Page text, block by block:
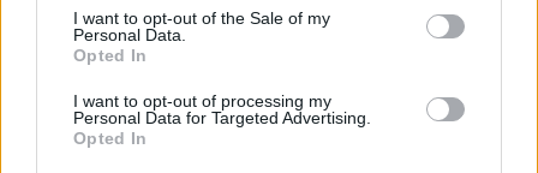
consent section.
I want to opt-out of the Sale of my
Personal Data.
Opted In
I want to opt-out of processing my
Personal Data for Targeted Advertising.
Opted In
Mitől lesz egy gyerekből olyan felnőtt, aki mer
egészséges önbizalom nem velünk született
tulajdonság, hanem lassan épülő belső
biztonságérzet, amelyre a gyereknek nap mint nap
szüksége van.